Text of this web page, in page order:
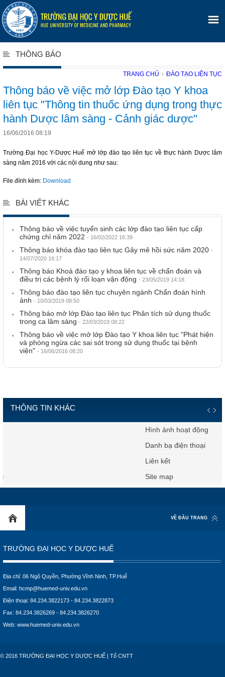
THÔNG BÁO
TRANG CHỦ › ĐÀO TẠO LIÊN TỤC
Thông báo về việc mở lớp Đào tạo Y khoa
liên tục "Thông tin thuốc ứng dụng trong thực
hành Dược lâm sàng - Cảnh giác dược"
16/06/2016 08:19
Trường Đại học Y-Dược Huế mở lớp đào tạo liên tục về thực hành Dược lâm
sàng năm 2016 với các nội dung như sau:
File đính kèm: Download
BÀI VIẾT KHÁC
Thông báo về việc tuyển sinh các lớp đào tạo liên tục cấp
chứng chỉ năm 2022 - 16/02/2022 16:39
Thông báo khóa đào tạo liên tục Gây mê hồi sức năm 2020 -
14/07/2020 16:17
Thông báo Khoá đào tạo y khoa liên tục về chẩn đoán và
điều trị các bệnh lý rối loạn vận động - 23/05/2019 14:18
Thông báo đào tạo liên tục chuyên ngành Chẩn đoán hình
ảnh - 10/03/2019 08:50
Thông báo mở lớp Đào tạo liên tục Phân tích sử dụng thuốc
trong ca lâm sàng - 22/03/2019 08:22
Thông báo về việc mở lớp Đào tạo Y khoa liên tục "Phát hiện
và phòng ngừa các sai sót trong sử dụng thuốc tại bệnh
viện" - 16/06/2016 08:20
THÔNG TIN KHÁC
Hình ảnh hoạt động
Danh bạ điện thoại
VỀ ĐẦU TRANG
TRƯỜNG ĐẠI HỌC Y DƯỢC HUẾ
Địa chỉ: 06 Ngô Quyền, Phường Vĩnh Ninh, TP.Huế
Email: hcmp@huemed-univ.edu.vn
Điện thoại: 84.234.3822173 - 84.234.3822873
Fax: 84.234.3826269 - 84.234.3826270
Web: www.huemed-univ.edu.vn
© 2016 TRƯỜNG ĐẠI HỌC Y DƯỢC HUẾ | Tổ CNTT